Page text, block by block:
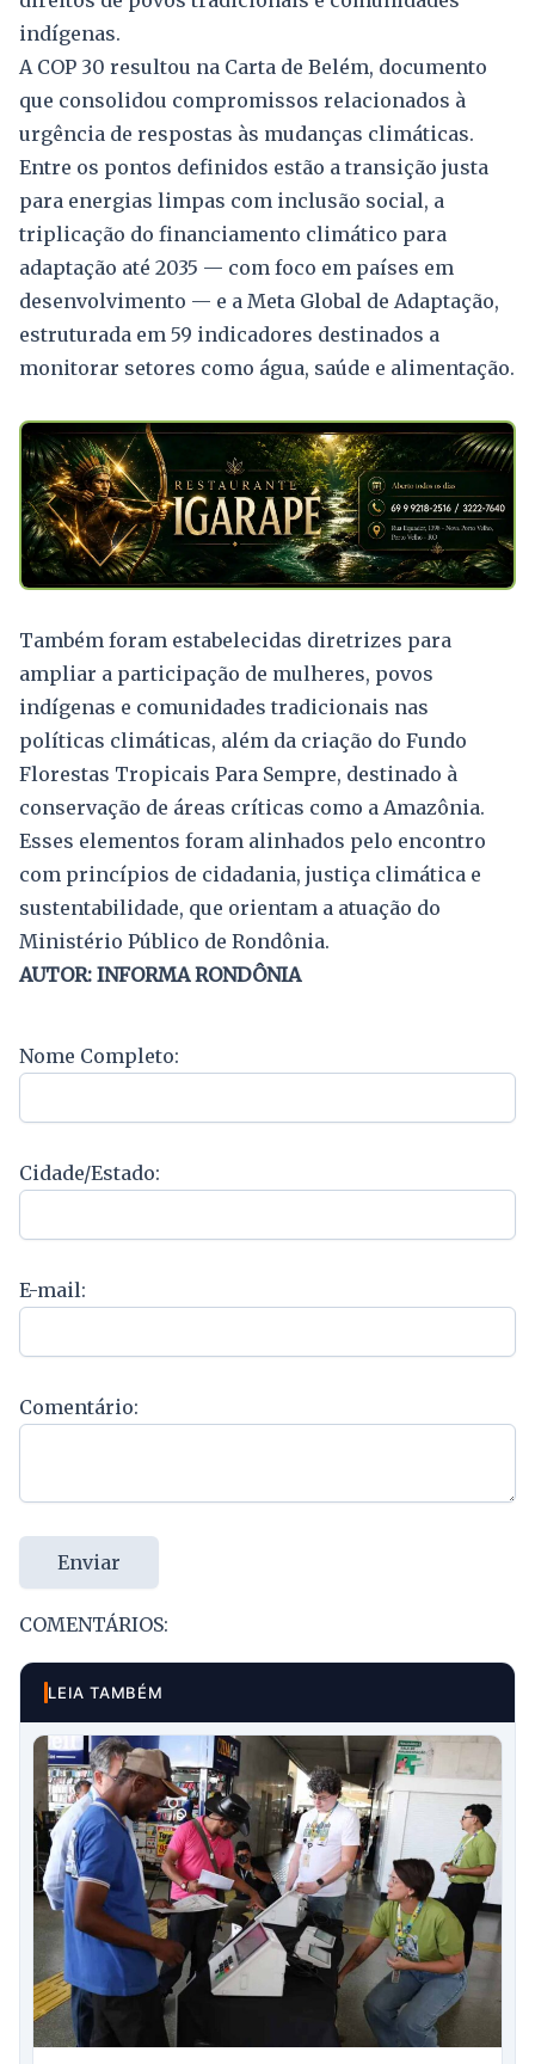
indígenas.
A COP 30 resultou na Carta de Belém, documento
que consolidou compromissos relacionados à
urgência de respostas às mudanças climáticas.
Entre os pontos definidos estão a transição justa
para energias limpas com inclusão social, a
triplicação do financiamento climático para
adaptação até 2035 — com foco em países em
desenvolvimento — e a Meta Global de Adaptação,
estruturada em 59 indicadores destinados a
monitorar setores como água, saúde e alimentação.
Também foram estabelecidas diretrizes para
ampliar a participação de mulheres, povos
indígenas e comunidades tradicionais nas
políticas climáticas, além da criação do Fundo
Florestas Tropicais Para Sempre, destinado à
conservação de áreas críticas como a Amazônia.
Esses elementos foram alinhados pelo encontro
com princípios de cidadania, justiça climática e
sustentabilidade, que orientam a atuação do
Ministério Público de Rondônia.
AUTOR: INFORMA RONDÔNIA
Nome Completo:
Cidade/Estado:
E-mail:
Comentário:
Enviar
COMENTÁRIOS:
LEIA TAMBÉM